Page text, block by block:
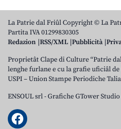
La Patrie dal Friûl Copyright © La
Partita IVA 01299830305
Redazion RSS/XML Pubblicità
Proprietât Clape di Culture “Patrie
lenghe furlane e cu la grafie uficiâl de
USPI – Union Stampe Periodiche
ENSOUL srl-Grafiche GTower Studio